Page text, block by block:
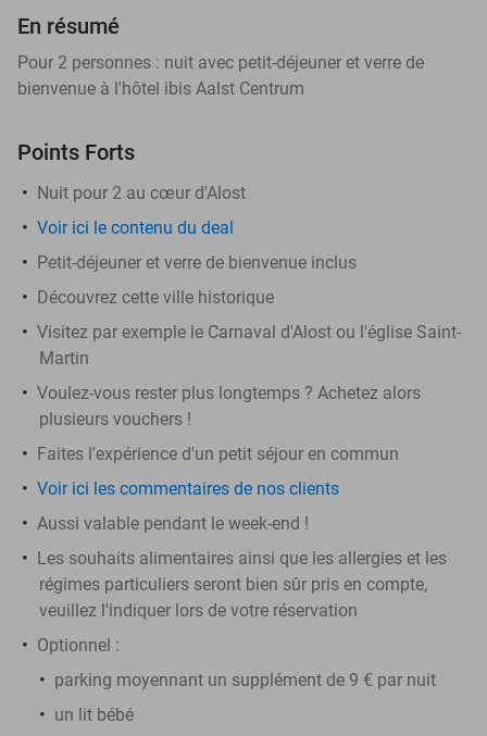
En résumé
Pour 2 personnes : nuit avec petit-déjeuner et verre de
bienvenue à l'hôtel ibis Aalst Centrum
Points Forts
Nuit pour 2 au cœur d'Alost
Voir ici le contenu du deal
Petit-déjeuner et verre de bienvenue inclus
Découvrez cette ville historique
Visitez par exemple le Carnaval d'Alost ou l'église Saint-
Martin
Voulez-vous rester plus longtemps ? Achetez alors
plusieurs vouchers !
Faites l'expérience d'un petit séjour en commun
Voir ici les commentaires de nos clients
Aussi valable pendant le week-end !
Les souhaits alimentaires ainsi que les allergies et les
régimes particuliers seront bien sûr pris en compte,
veuillez l'indiquer lors de votre réservation
Optionnel :
parking moyennant un supplément de 9 € par nuit
un lit bébé